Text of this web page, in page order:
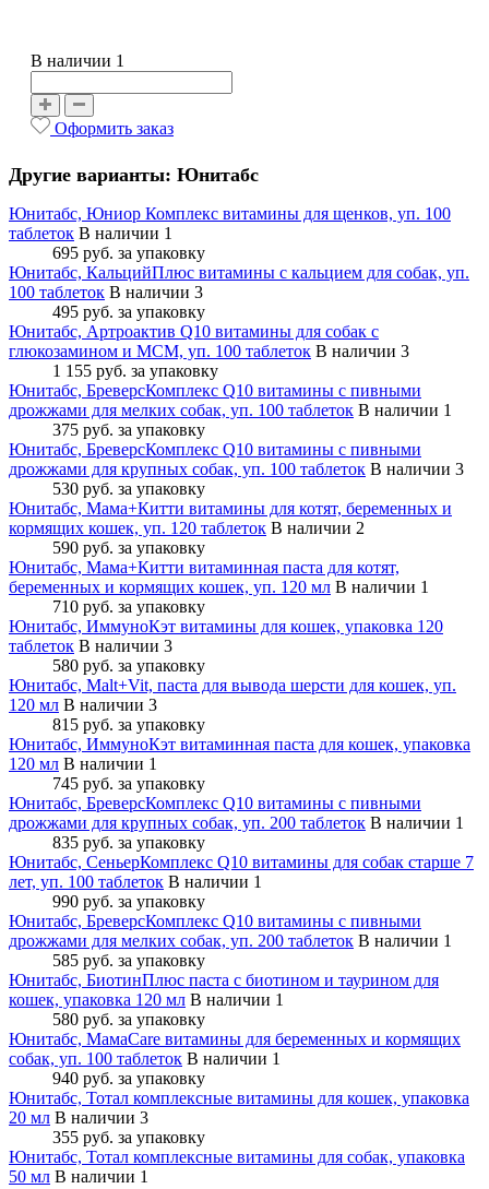
В наличии 1
Оформить заказ
Другие варианты: Юнитабс
Юнитабс, Юниор Комплекс витамины для щенков, уп. 100
таблеток В наличии 1
695 руб. за упаковку
Юнитабс, КальцийПлюс витамины с кальцием для собак, уп.
100 таблеток В наличии 3
495 руб. за упаковку
Юнитабс, Артроактив Q10 витамины для собак с
глюкозамином и МСМ, уп. 100 таблеток В наличии 3
1 155 руб. за упаковку
Юнитабс, БреверсКомплекс Q10 витамины с пивными
дрожжами для мелких собак, уп. 100 таблеток В наличии 1
375 руб. за упаковку
Юнитабс, БреверсКомплекс Q10 витамины с пивными
дрожжами для крупных собак, уп. 100 таблеток В наличии 3
530 руб. за упаковку
Юнитабс, Мама+Китти витамины для котят, беременных и
кормящих кошек, уп. 120 таблеток В наличии 2
590 руб. за упаковку
Юнитабс, Мама+Китти витаминная паста для котят,
беременных и кормящих кошек, уп. 120 мл В наличии 1
710 руб. за упаковку
Юнитабс, ИммуноКэт витамины для кошек, упаковка 120
таблеток В наличии 3
580 руб. за упаковку
Юнитабс, Malt+Vit, паста для вывода шерсти для кошек, уп.
120 мл В наличии 3
815 руб. за упаковку
Юнитабс, ИммуноКэт витаминная паста для кошек, упаковка
120 мл В наличии 1
745 руб. за упаковку
Юнитабс, БреверсКомплекс Q10 витамины с пивными
дрожжами для крупных собак, уп. 200 таблеток В наличии 1
835 руб. за упаковку
Юнитабс, СеньерКомплекс Q10 витамины для собак старше 7
лет, уп. 100 таблеток В наличии 1
990 руб. за упаковку
Юнитабс, БреверсКомплекс Q10 витамины с пивными
дрожжами для мелких собак, уп. 200 таблеток В наличии 1
585 руб. за упаковку
Юнитабс, БиотинПлюс паста с биотином и таурином для
кошек, упаковка 120 мл В наличии 1
580 руб. за упаковку
Юнитабс, МамаCare витамины для беременных и кормящих
собак, уп. 100 таблеток В наличии 1
940 руб. за упаковку
Юнитабс, Тотал комплексные витамины для кошек, упаковка
20 мл В наличии 3
355 руб. за упаковку
Юнитабс, Тотал комплексные витамины для собак, упаковка
50 мл В наличии 1